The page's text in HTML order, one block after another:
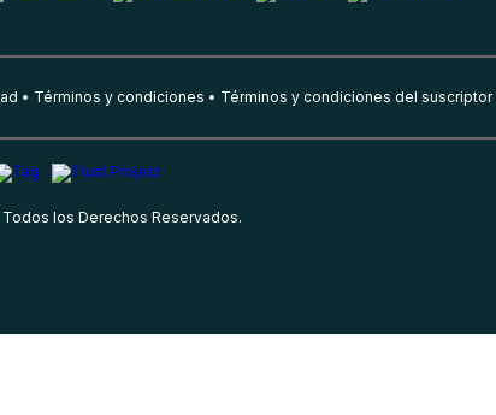
Términos y condiciones Términos y condiciones del suscriptor
Todos los Derechos Reservados.